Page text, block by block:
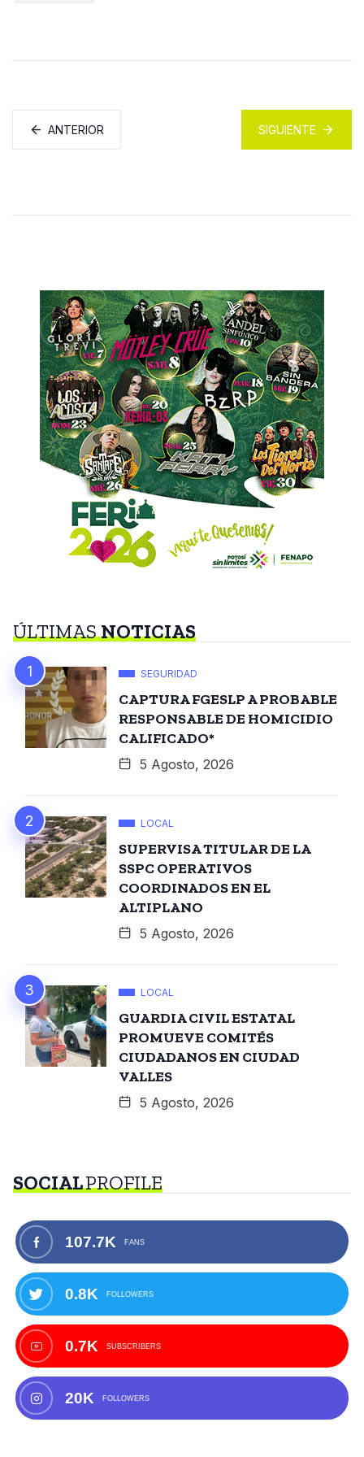
ANTERIOR SIGUIENTE
ÚLTIMASNOTICIAS
SEGURIDAD
CAPTURA FGESLP A PROBABLE
RESPONSABLE DE HOMICIDIO
CALIFICADO*
5 Agosto, 2026
LOCAL
SUPERVISA TITULAR DE LA
SSPC OPERATIVOS
COORDINADOS EN EL
ALTIPLANO
5 Agosto, 2026
LOCAL
GUARDIA CIVIL ESTATAL
PROMUEVE COMITÉS
CIUDADANOS EN CIUDAD
VALLES
5 Agosto, 2026
SOCIALPROFILE
107.7K FANS
0.8K FOLLOWERS
0.7K SUBSCRIBERS
20K FOLLOWERS